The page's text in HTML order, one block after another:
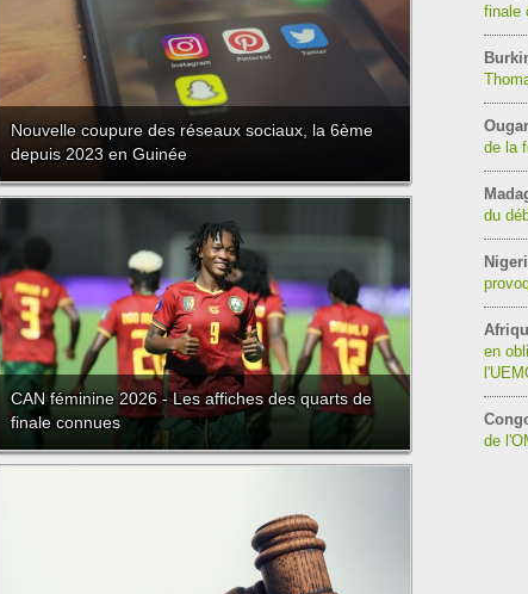
Nouvelle coupure des réseaux sociaux, la 6ème
depuis 2023 en Guinée
CAN féminine 2026 - Les affiches des quarts de
finale connues
finale
de la
du
en
de